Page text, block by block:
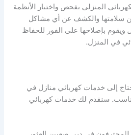
المنزلي بفحص واختبار الأنظمة
من سلامتها والكشف عن أي مشاكل
ويقوم بإصلاحها على الفور للحفاظ
في المنزل.
إلى خدمات كهربائي منازل في
سنقدم لك خدمات كهربائي